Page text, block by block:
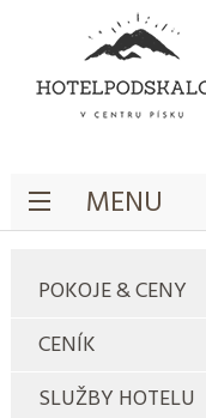
MENU
POKOJE & CENY
CENÍK
SLUŽBY HOTELU